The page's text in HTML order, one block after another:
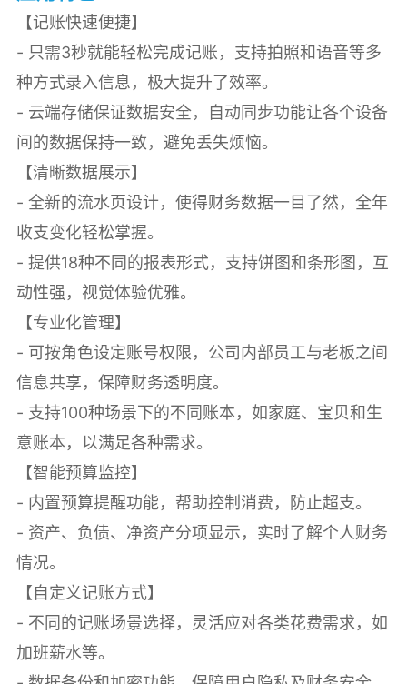
【记账快速便捷】
- 只需3秒就能轻松完成记账，支持拍照和语音等多
种方式录入信息，极大提升了效率。
- 云端存储保证数据安全，自动同步功能让各个设备
间的数据保持一致，避免丢失烦恼。
【清晰数据展示】
- 全新的流水页设计，使得财务数据一目了然，全年
收支变化轻松掌握。
- 提供18种不同的报表形式，支持饼图和条形图，互
动性强，视觉体验优雅。
【专业化管理】
- 可按角色设定账号权限，公司内部员工与老板之间
信息共享，保障财务透明度。
- 支持100种场景下的不同账本，如家庭、宝贝和生
意账本，以满足各种需求。
【智能预算监控】
- 内置预算提醒功能，帮助控制消费，防止超支。
- 资产、负债、净资产分项显示，实时了解个人财务
情况。
【自定义记账方式】
- 不同的记账场景选择，灵活应对各类花费需求，如
加班薪水等。